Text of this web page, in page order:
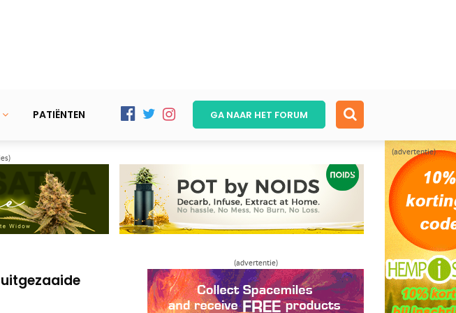
(advertentie)
PATIËNTEN GA NAAR HET FORUM
voor hen doet
(advertentie)